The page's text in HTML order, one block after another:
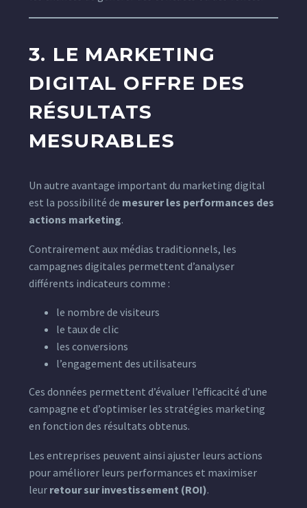
3. LE MARKETING
DIGITAL OFFRE DES
RÉSULTATS
MESURABLES
Un autre avantage important du marketing digital
est la possibilité de mesurer les performances des
actions marketing.
Contrairement aux médias traditionnels, les
campagnes digitales permettent d’analyser
différents indicateurs comme :
le nombre de visiteurs
le taux de clic
les conversions
l’engagement des utilisateurs
Ces données permettent d’évaluer l’efficacité d’une
campagne et d’optimiser les stratégies marketing
en fonction des résultats obtenus.
Les entreprises peuvent ainsi ajuster leurs actions
pour améliorer leurs performances et maximiser
leur retour sur investissement (ROI).